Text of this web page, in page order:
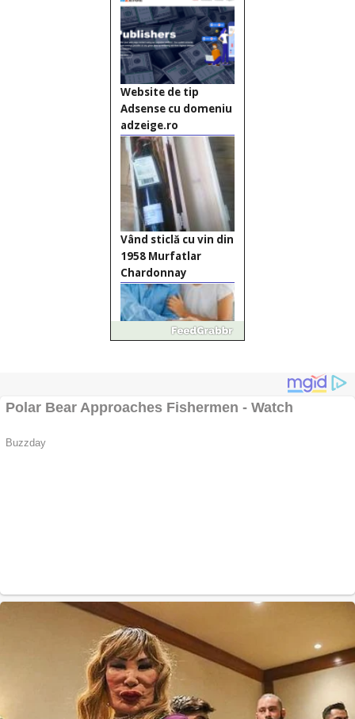
Vând sticlă cu vin din
1958 Murfatlar
Chardonnay
Împrumut si
investitii
Pastorul Liviu Radu a
trecut la Domnul